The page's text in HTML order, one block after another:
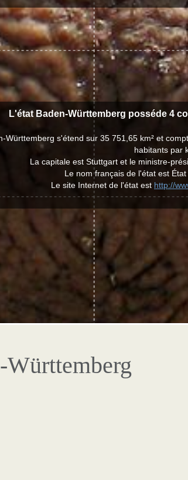
L'état Baden-Württemberg posséde 4
Württemberg s'étend sur 35 751,65 km² et
habitants par
La capitale est Stuttgart et le ministre-
Le nom français de l'état est
Le site Internet de l'état est http://
Württemberg